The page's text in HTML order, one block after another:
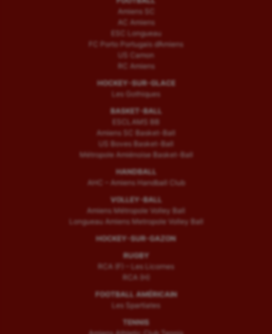
Amiens SC
AC Amiens
ESC Longueau
FC Porto Portugais d’Amiens
US Camon
RC Amiens
HOCKEY-SUR-GLACE
Les Gothiques
BASKET-BALL
ESCLAMS BB
Amiens SC Basket-Ball
US Boves Basket-Ball
Métropole Amiénoise Basket-Ball
HANDBALL
AHC – Amiens Handball Club
VOLLEY-BALL
Amiens Métropole Volley Ball
Longueau Amiens Metropole Volley Ball
HOCKEY-SUR-GAZON
RUGBY
RCA (F) – Les Licornes
RCA (H)
FOOTBALL AMÉRICAIN
Les Spartiates
TENNIS